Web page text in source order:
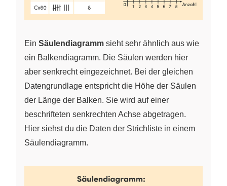
Ein Säulendiagramm sieht sehr ähnlich aus wie
ein Balkendiagramm. Die Säulen werden hier
aber senkrecht eingezeichnet. Bei der gleichen
Datengrundlage entspricht die Höhe der Säulen
der Länge der Balken. Sie wird auf einer
beschrifteten senkrechten Achse abgetragen.
Hier siehst du die Daten der Strichliste in einem
Säulendiagramm.